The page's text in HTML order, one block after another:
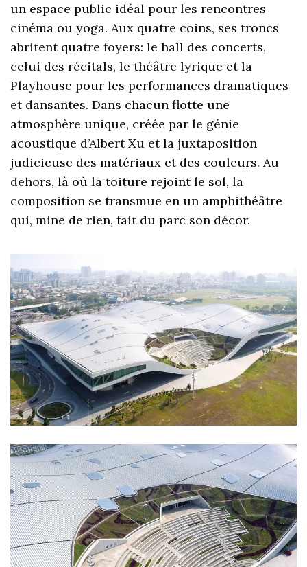
un espace public idéal pour les rencontres
cinéma ou yoga. Aux quatre coins, ses troncs
abritent quatre foyers: le hall des concerts,
celui des récitals, le théâtre lyrique et la
Playhouse pour les performances dramatiques
et dansantes. Dans chacun flotte une
atmosphère unique, créée par le génie
acoustique d’Albert Xu et la juxtaposition
judicieuse des matériaux et des couleurs. Au
dehors, là où la toiture rejoint le sol, la
composition se transmue en un amphithéâtre
qui, mine de rien, fait du parc son décor.